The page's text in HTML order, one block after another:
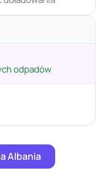
odpadów
Albania